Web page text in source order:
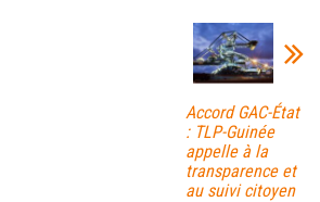
Accord GAC-État
: TLP-Guinée
appelle à la
transparence et
au suivi citoyen